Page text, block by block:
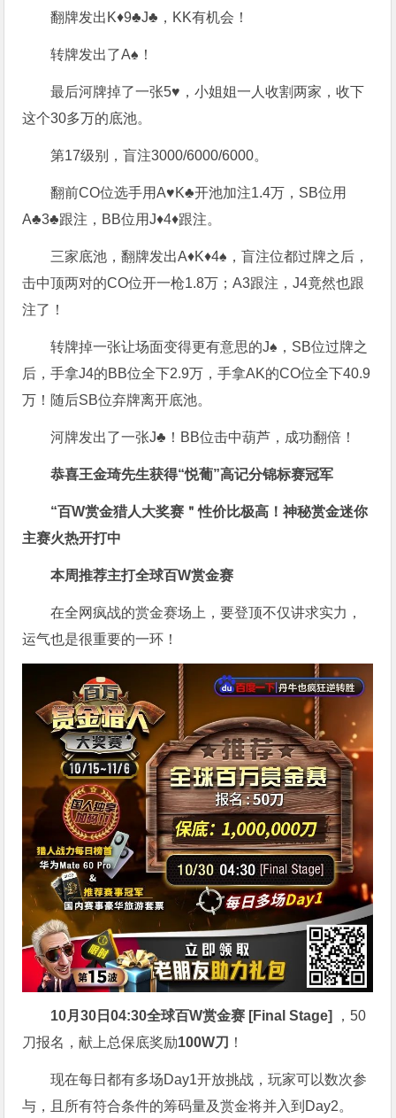
翻牌发出K♦9♣J♣，KK有机会！
转牌发出了A♠！
最后河牌掉了一张5♥，小姐姐一人收割两家，收下
这个30多万的底池。
第17级别，盲注3000/6000/6000。
翻前CO位选手用A♥K♣开池加注1.4万，SB位用
A♣3♣跟注，BB位用J♦4♦跟注。
三家底池，翻牌发出A♦K♦4♠，盲注位都过牌之后，
击中顶两对的CO位开一枪1.8万；A3跟注，J4竟然也跟
注了！
转牌掉一张让场面变得更有意思的J♠，SB位过牌之
后，手拿J4的BB位全下2.9万，手拿AK的CO位全下40.9
万！随后SB位弃牌离开底池。
河牌发出了一张J♣！BB位击中葫芦，成功翻倍！
恭喜王金琦先生获得“悦葡”高记分锦标赛冠军
“百W赏金猎人大奖赛＂性价比极高！神秘赏金迷你
主赛火热开打中
本周推荐主打全球百W赏金赛
在全网疯战的赏金赛场上，要登顶不仅讲求实力，
运气也是很重要的一环！
10月30日04:30全球百W赏金赛 [Final Stage]
，50
刀报名，献上总保底奖励100W刀 ！
现在每日都有多场Day1开放挑战，玩家可以数次参
与，且所有符合条件的筹码量及赏金将并入到Day2。